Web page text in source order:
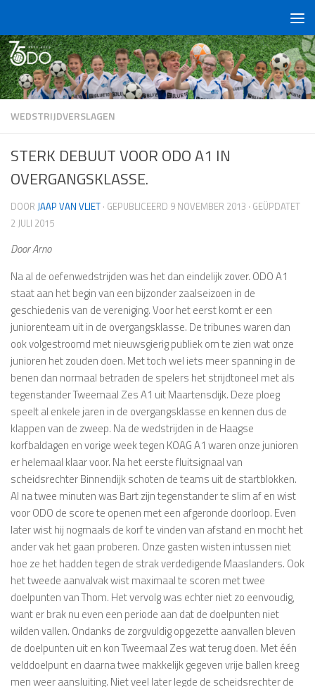
WEDSTRIJDVERSLAGEN
STERK DEBUUT VOOR ODO A1 IN
OVERGANGSKLASSE.
DOOR JAAP VAN VLIET · GEPUBLICEERD 9 NOVEMBER 2013 · GEÜPDATET
2 JULI 2015
Door Arno
Na al de oefenwedstrijden was het dan eindelijk zover. ODO A1
staat aan het begin van een bijzonder zaalseizoen in de
geschiedenis van de vereniging. Voor het eerst komt er een
juniorenteam uit in de overgangsklasse. De tribunes waren dan
ook volgestroomd met nieuwsgierig publiek om te zien wat onze
junioren het zouden doen. Met toch wel iets meer spanning in de
benen dan normaal betraden de spelers het strijdtoneel met als
tegenstander Tweemaal Zes A1 uit Maartensdijk. Deze ploeg
speelt al enkele jaren in de overgangsklasse en kennen dus de
klappen van de zweep. Na de wedstrijden in de Haagse
korfbaldagen en vorige week tegen KOAG A1 waren onze junioren
er helemaal klaar voor. Na het eerste fluitsignaal van
scheidsrechter Binnendijk schoten de teams uit de startblokken.
Al na twee minuten was Bart zijn tegenstander te slim af en wist
voor ODO de score te openen met een afgeronde doorloop. Even
later wist hij nogmaals de korf te vinden van afstand en mocht het
ander vak het gaan proberen. Onze gasten wisten intussen niet
hoe ze het hadden tegen de strak verdedigende Maaslanders. Ook
het tweede aanvalvak wist maximaal te scoren met twee
doelpunten van Thom. Het vervolg was echter niet zo eenvoudig,
want er brak nu even een periode aan dat de doelpunten niet
wilden vallen. Ondanks de zorgvuldig opgezette aanvallen bleven
de doelpunten uit en kon Tweemaal Zes wat terug doen. Met één
velddoelpunt en daarna twee makkelijk gegeven vrije ballen kreeg
men weer aansluiting. Niet veel later legde de scheidsrechter de